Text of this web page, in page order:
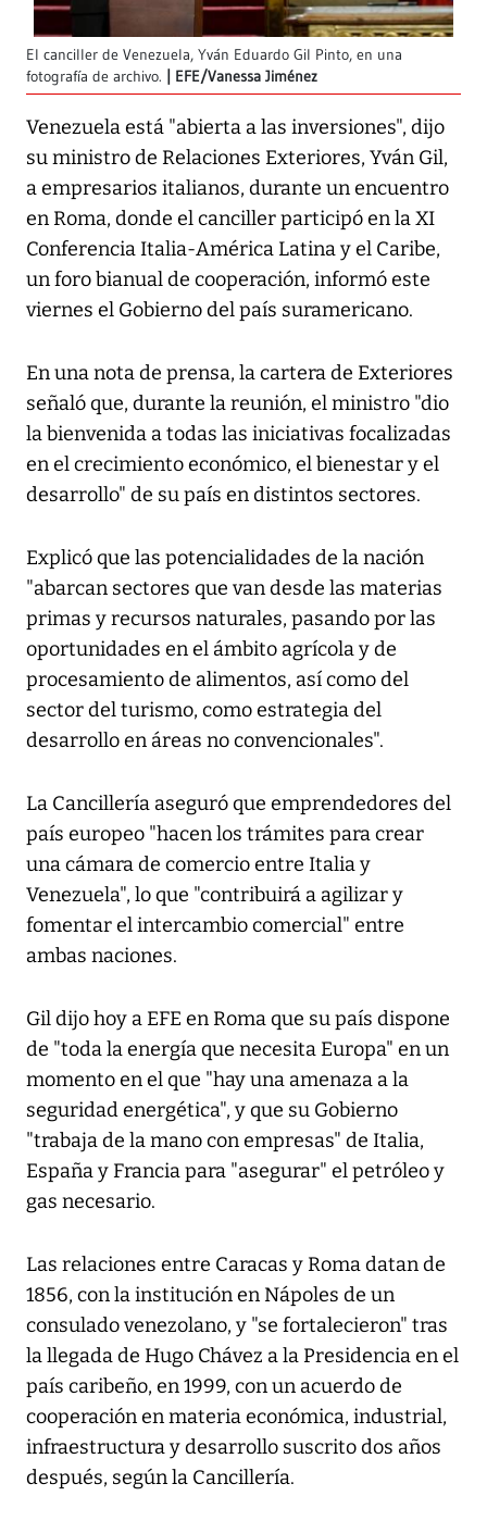
El canciller de Venezuela, Yván Eduardo Gil Pinto, en una
fotografía de archivo.
EFE/Vanessa Jiménez
Venezuela está "abierta a las inversiones", dijo
su ministro de Relaciones Exteriores, Yván Gil,
a empresarios italianos, durante un encuentro
en Roma, donde el canciller participó en la XI
Conferencia Italia-América Latina y el Caribe,
un foro bianual de cooperación, informó este
viernes el Gobierno del país suramericano.
En una nota de prensa, la cartera de Exteriores
señaló que, durante la reunión, el ministro "dio
la bienvenida a todas las iniciativas focalizadas
en el crecimiento económico, el bienestar y el
desarrollo" de su país en distintos sectores.
Explicó que las potencialidades de la nación
"abarcan sectores que van desde las materias
primas y recursos naturales, pasando por las
oportunidades en el ámbito agrícola y de
procesamiento de alimentos, así como del
sector del turismo, como estrategia del
desarrollo en áreas no convencionales".
La Cancillería aseguró que emprendedores del
país europeo "hacen los trámites para crear
una cámara de comercio entre Italia y
Venezuela", lo que "contribuirá a agilizar y
fomentar el intercambio comercial" entre
ambas naciones.
Gil dijo hoy a EFE en Roma que su país dispone
de "toda la energía que necesita Europa" en un
momento en el que "hay una amenaza a la
seguridad energética", y que su Gobierno
"trabaja de la mano con empresas" de Italia,
España y Francia para "asegurar" el petróleo y
gas necesario.
Las relaciones entre Caracas y Roma datan de
1856, con la institución en Nápoles de un
consulado venezolano, y "se fortalecieron" tras
la llegada de Hugo Chávez a la Presidencia en el
país caribeño, en 1999, con un acuerdo de
cooperación en materia económica, industrial,
infraestructura y desarrollo suscrito dos años
después, según la Cancillería.